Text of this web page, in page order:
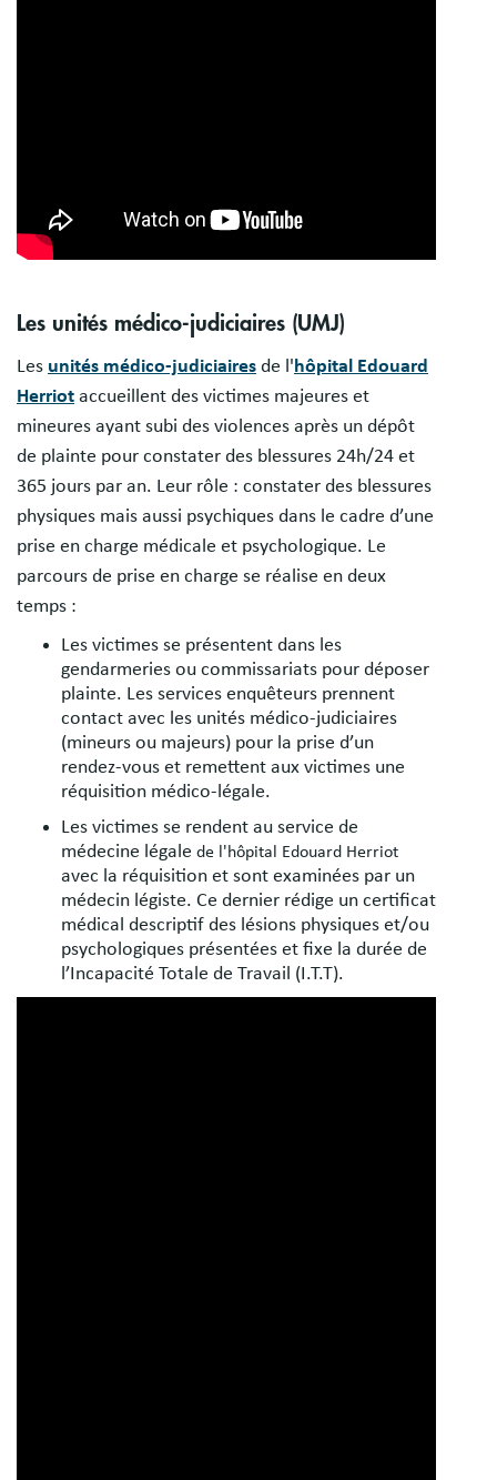
Les unités médico-judiciaires (UMJ)
Les unités médico-judiciaires de l' hôpital Edouard
Herriot accueillent des victimes majeures et
mineures ayant subi des violences après un dépôt
de plainte pour constater des blessures 24h/24 et
365 jours par an. Leur rôle : constater des blessures
physiques mais aussi psychiques dans le cadre d’une
prise en charge médicale et psychologique. Le
parcours de prise en charge se réalise en deux
temps :
Les victimes se présentent dans les
gendarmeries ou commissariats pour déposer
plainte. Les services enquêteurs prennent
contact avec les unités médico-judiciaires
(mineurs ou majeurs) pour la prise d’un
rendez-vous et remettent aux victimes une
réquisition médico-légale.
Les victimes se rendent au service de
médecine légale de l'hôpital Edouard Herriot
avec la réquisition et sont examinées par un
médecin légiste. Ce dernier rédige un certificat
médical descriptif des lésions physiques et/ou
psychologiques présentées et fixe la durée de
l’Incapacité Totale de Travail (I.T.T).